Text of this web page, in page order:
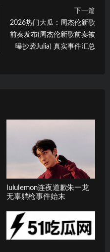
下一篇
2026热门大瓜：周杰伦新歌
前奏发布(周杰伦新歌前奏被
曝抄袭Julia) 真实事件汇总
lululemon连夜道歉朱一龙
无辜躺枪事件始末